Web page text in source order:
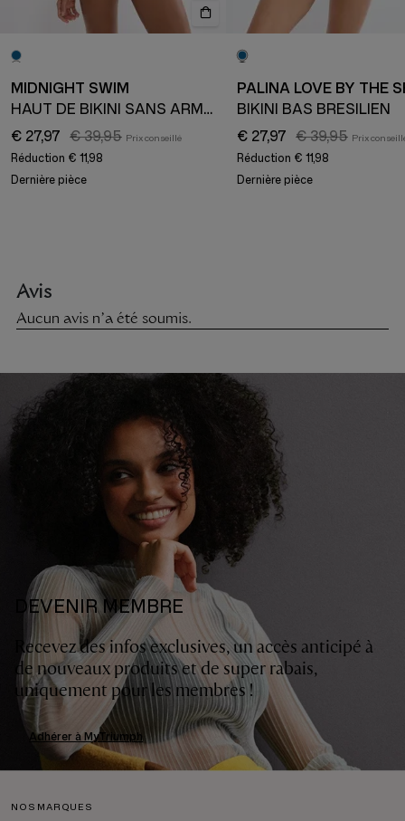
MIDNIGHT SWIM
HAUT DE BIKINI SANS ARMATURE
€ 27,97
€ 39,95
Réduction € 11,98
Dernière pièce
PALINA LOVE BY THE
BIKINI BAS BRÉSILIEN
€ 27,97
€ 39,95
Réduction € 11,98
Dernière pièce
DEVENIR MEMBRE
Recevez des infos exclusives, un accès anticipé à
de nouveaux produits et de super rabais,
uniquement pour les membres !
Adhérer à MyTriumph
NOS MARQUES